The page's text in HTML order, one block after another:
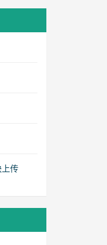
上传